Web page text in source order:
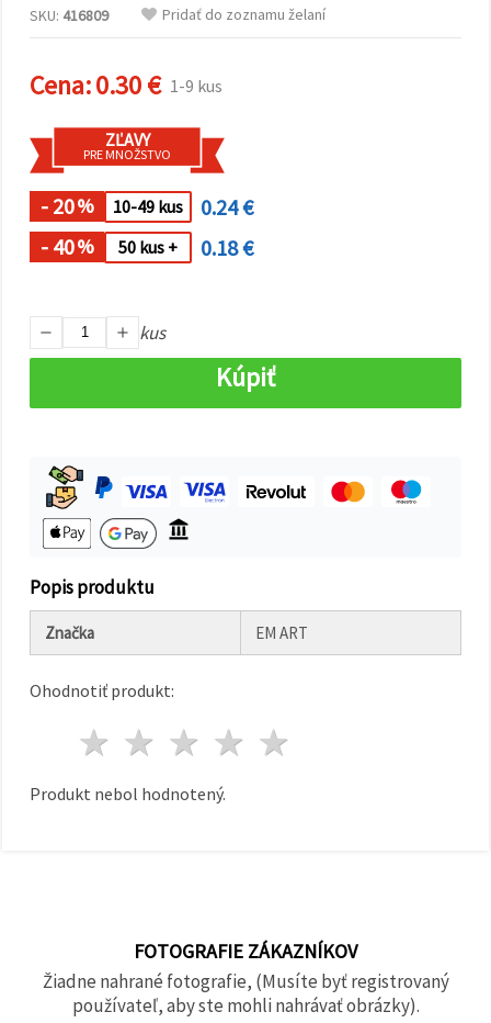
všetky!"
preferencie
výberom
daného
typu
súborov
cookie a
kliknutím
na tlačidlo
"Uložiť"
Prijať
SKU: 416809 Pridať do zoznamu želaní
Cena:0.30 € 1-9 kus
ZĽAVY
PRE MNOŽSTVO
- 20% 10-49 kus
0.24 €
- 40% 50 kus + 0.18 €
kus
Kúpiť
Popis produktu
Značka EM ART
Ohodnotiť produkt:
4 hviezdy
3 hviezdy
2 hviezdy
1 hviezda
Produkt nebol hodnotený.
FOTOGRAFIE ZÁKAZNÍKOV
Žiadne nahrané fotografie, (Musíte byť registrovaný
používateľ, aby ste mohli nahrávať obrázky).